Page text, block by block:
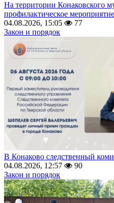
На территории Конаковского
профилактическое
04.08.2026, 15:05
77
Закон и порядок
В Конаково следственный
04.08.2026, 12:57
90
Закон и порядок